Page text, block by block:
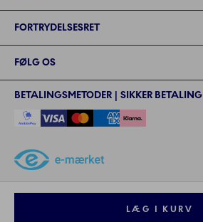
LÆG I KURV
FORTRYDELSESRET
FØLG OS
BETALINGSMETODER | SIKKER BETALING